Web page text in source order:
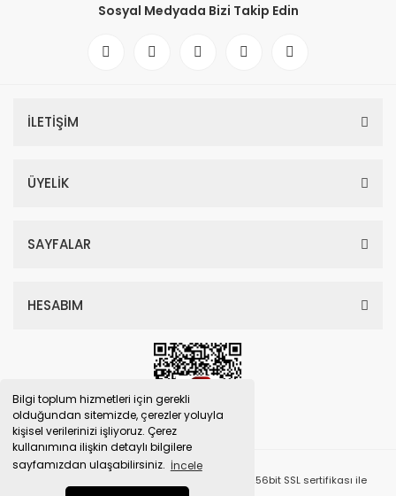
Bilgi toplum hizmetleri için gerekli
olduğundan sitemizde, çerezler yoluyla
kişisel verilerinizi işliyoruz. Çerez
kullanımına ilişkin detaylı bilgilere
sayfamızdan ulaşabilirsiniz. İncele
Sosyal Medyada Bizi Takip Edin
İLETİŞİM
ÜYELİK
SAYFALAR
HESABIM
© Tüm Hakları Saklıdır. Kredi kartı bilgileriniz 256bit SSL sertifikası ile